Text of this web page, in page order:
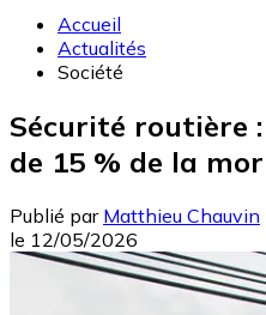
Accueil
Actualités
Société
Sécurité routière
de 15 % de la
Publié par Matthieu Chauvin
le 12/05/2026